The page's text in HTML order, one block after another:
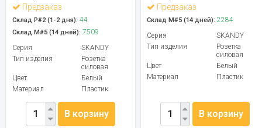
Предзаказ
Склад Р#2 (1-2 дня): 44
Склад М#5 (14 дней): 7509
Серия
SKANDY
Тип изделия
Розетка
силовая
Цвет
Белый
Материал
Пластик
В корзину
Предзаказ
Склад М#5 (14 дней): 2284
Серия
SKANDY
Тип изделия
Розетка
силовая
Цвет
Белый
Материал
Пластик
В корзину